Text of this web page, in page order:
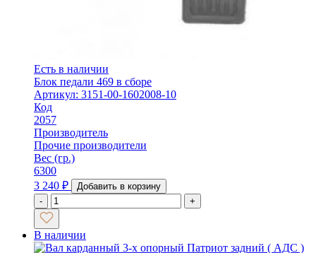
Есть в наличии
Блок педали 469 в сборе
Артикул: 3151-00-1602008-10
Код
2057
Производитель
Прочие производители
Вес (гр.)
6300
3 240 ₽
Добавить в корзину
-
+
В наличии